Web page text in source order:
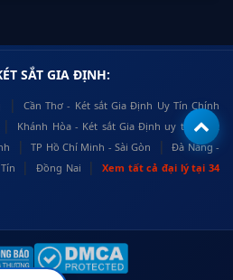
SẮT GIA ĐỊNH:
|
Cần Thơ - Két sắt Gia Định Uy Tín Chính
|
Khánh Hòa - Két sắt Gia Định uy tín, chất
| TP Hồ Chí Minh - Sài Gòn |
Đà Nẵng -
| Đồng Nai |
Xem tất cả đại lý tại 34